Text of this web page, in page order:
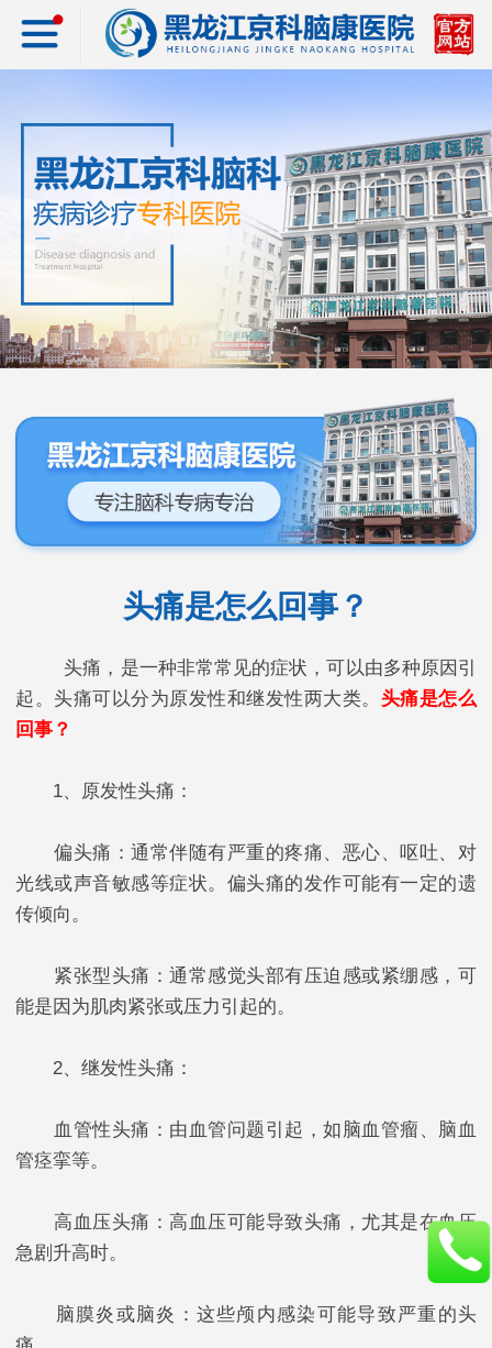
头痛是怎么回事？
头痛，是一种非常常见的症状，可以由多种原因引
起。头痛可以分为原发性和继发性两大类。 头痛是怎么
回事？
1、原发性头痛：
偏头痛：通常伴随有严重的疼痛、恶心、呕吐、对
光线或声音敏感等症状。偏头痛的发作可能有一定的遗
传倾向。
紧张型头痛：通常感觉头部有压迫感或紧绷感，可
能是因为肌肉紧张或压力引起的。
2、继发性头痛：
血管性头痛：由血管问题引起，如脑血管瘤、脑血
管痉挛等。
高血压头痛：高血压可能导致头痛，尤其是在血压
急剧升高时。
脑膜炎或脑炎：这些颅内感染可能导致严重的头